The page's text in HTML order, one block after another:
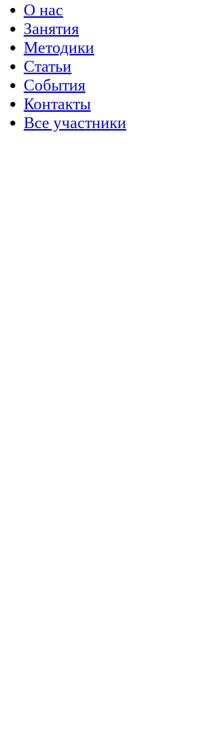
О нас
Занятия
Методики
Статьи
События
Контакты
Все участники